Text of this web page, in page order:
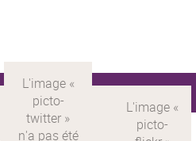
Version française
Présentation